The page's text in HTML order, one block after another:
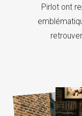
Pirlot ont